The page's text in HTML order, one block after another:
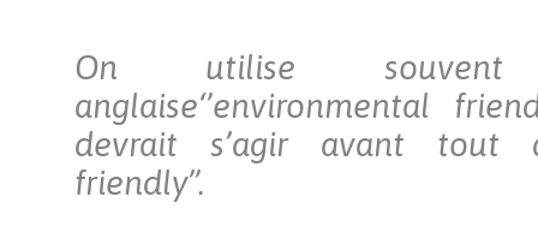
On utilise souvent
anglaise‘’environmental
devrait s’agir avant tout
friendly”.